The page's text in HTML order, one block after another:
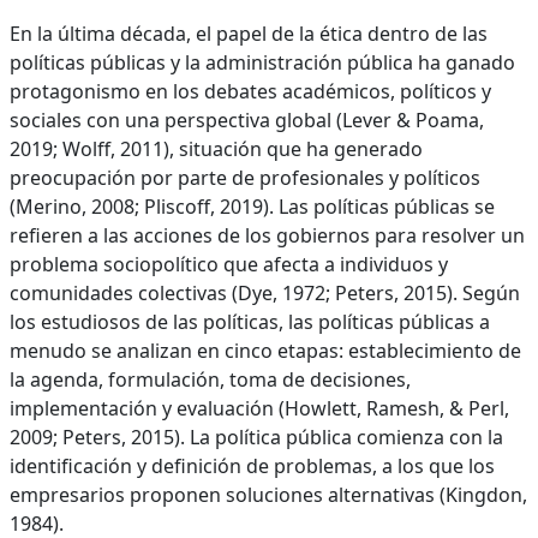
En la última década, el papel de la ética dentro de las
políticas públicas y la administración pública ha ganado
protagonismo en los debates académicos, políticos y
sociales con una perspectiva global (Lever & Poama,
2019; Wolff, 2011), situación que ha generado
preocupación por parte de profesionales y políticos
(Merino, 2008; Pliscoff, 2019). Las políticas públicas se
refieren a las acciones de los gobiernos para resolver un
problema sociopolítico que afecta a individuos y
comunidades colectivas (Dye, 1972; Peters, 2015). Según
los estudiosos de las políticas, las políticas públicas a
menudo se analizan en cinco etapas: establecimiento de
la agenda, formulación, toma de decisiones,
implementación y evaluación (Howlett, Ramesh, & Perl,
2009; Peters, 2015). La política pública comienza con la
identificación y definición de problemas, a los que los
empresarios proponen soluciones alternativas (Kingdon,
1984).